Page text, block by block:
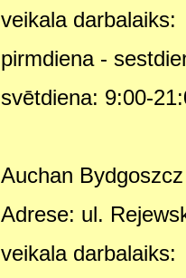
veikala darbalaiks:
pirmdiena -
svētdiena: 9:00-
Auchan Bydgoszcz
Adrese: ul.
veikala darbalaiks: